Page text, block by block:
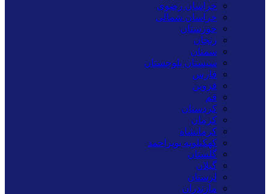
خراسان رضوی
خراسان شمالی
خوزستان
زنجان
سمنان
سیستان بلوچستان
فارس
قزوین
قم
کردستان
کرمان
کرمانشاه
کهکیلویه بویراحمد
گلستان
گیلان
لرستان
مازندران